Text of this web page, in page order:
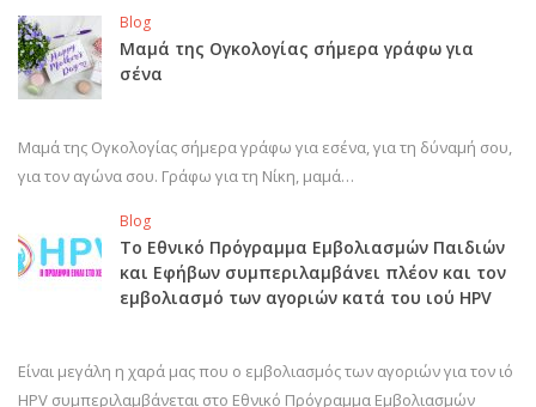
Blog
Μαμά της Ογκολογίας σήμερα γράφω για
σένα
Μαμά της Ογκολογίας σήμερα γράφω για εσένα, για τη δύναμή σου,
για τον αγώνα σου. Γράφω για τη Νίκη, μαμά…
Blog
Το Εθνικό Πρόγραμμα Εμβολιασμών Παιδιών
και Εφήβων συμπεριλαμβάνει πλέον και τον
εμβολιασμό των αγοριών κατά του ιού HPV
Είναι μεγάλη η χαρά μας που ο εμβολιασμός των αγοριών για τον ιό
HPV συμπεριλαμβάνεται στο Εθνικό Πρόγραμμα Εμβολιασμών